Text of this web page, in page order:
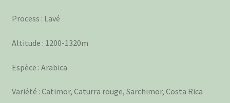
Process : Lavé
Altitude : 1200-1320m
Espèce : Arabica
Variété : Catimor, Caturra rouge, Sarchimor, Costa Rica